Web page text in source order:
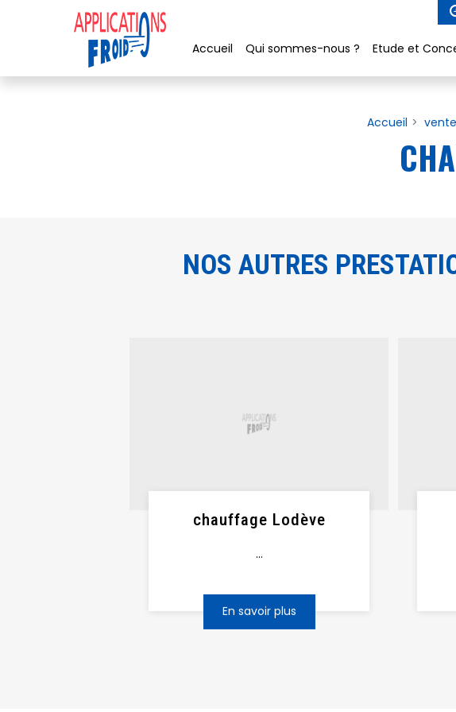
Accueil Qui sommes-nous ? Etude et
Accueil
NOS AUTRES
chauffage Lodève
...
En savoir plus
Panneau de gestion des cookies